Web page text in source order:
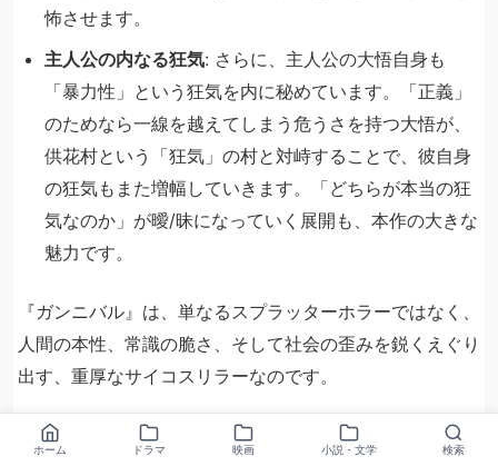
怖させます。
主人公の内なる狂気: さらに、主人公の大悟自身も
「暴力性」という狂気を内に秘めています。「正義」
のためなら一線を越えてしまう危うさを持つ大悟が、
供花村という「狂気」の村と対峙することで、彼自身
の狂気もまた増幅していきます。「どちらが本当の狂
気なのか」が曖/昧になっていく展開も、本作の大きな
魅力です。
『ガンニバル』は、単なるスプラッターホラーではなく、
人間の本性、常識の脆さ、そして社会の歪みを鋭くえぐり
出す、重厚なサイコスリラーなのです。
ロケ地はどこ？供花村の撮影場所
ホーム ドラマ 映画 小説・文学 検索